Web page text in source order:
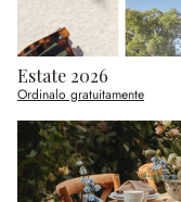
Estate 2026
Ordinalo gratuitamente